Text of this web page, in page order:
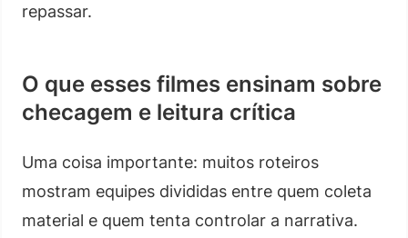
repassar.
O que esses filmes ensinam sobre
checagem e leitura crítica
Uma coisa importante: muitos roteiros
mostram equipes divididas entre quem coleta
material e quem tenta controlar a narrativa.